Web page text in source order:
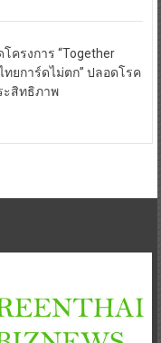
โครงการ “Together
ทยการ์ดไม่ตก” ปลอดโรค
ะสิทธิภาพ